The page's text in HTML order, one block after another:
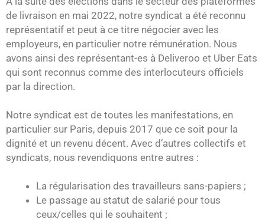
de livraison en mai 2022, notre syndicat a été reconnu
représentatif et peut à ce titre négocier avec les
employeurs, en particulier notre rémunération. Nous
avons ainsi des représentant-es à Deliveroo et Uber Eats
qui sont reconnus comme des interlocuteurs officiels
par la direction.
Notre syndicat est de toutes les manifestations, en
particulier sur Paris, depuis 2017 que ce soit pour la
dignité et un revenu décent. Avec d’autres collectifs et
syndicats, nous revendiquons entre autres :
La régularisation des travailleurs sans-papiers ;
Le passage au statut de salarié pour tous
ceux/celles qui le souhaitent ;